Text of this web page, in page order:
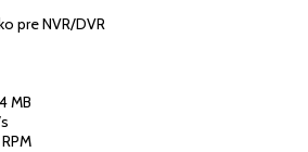
pre NVR/DVR
MB